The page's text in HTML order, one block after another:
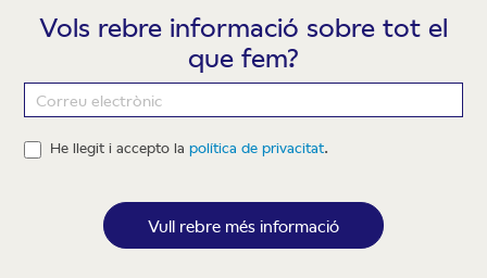
Vols rebre informació sobre tot el
que fem?
Newsletter
He llegit i accepto lapolítica de privacitat.
Vull rebre més informació